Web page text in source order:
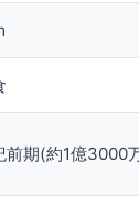
前期(約1億3000